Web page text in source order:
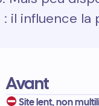
il influence
Avant
Site lent, non